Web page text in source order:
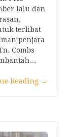
lalu dan
terlibat
penjara
Combs
Reading →